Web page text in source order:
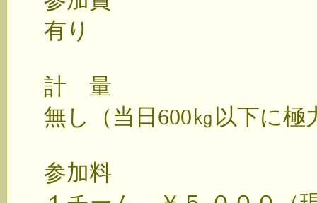
有り
計 量
無し（当日600㎏以下に
参加料